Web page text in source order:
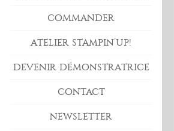
COMMANDER
ATELIER STAMPIN’UP!
DEVENIR DÉMONSTRATRICE
CONTACT
NEWSLETTER